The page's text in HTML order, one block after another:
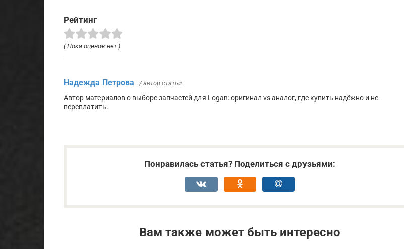
Рейтинг
( Пока оценок нет )
Надежда Петрова / автор статьи
Автор материалов о выборе запчастей для Logan: оригинал vs аналог, где купить надёжно и не
переплатить.
Понравилась статья? Поделиться с друзьями:
Вам также может быть интересно